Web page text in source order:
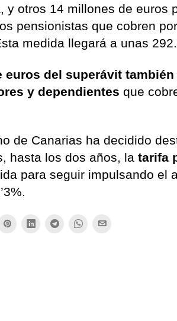
y otros 14 millones de euros
pensionistas que cobren
medida llegará a unas
euros del superávit
y dependientes que
de Canarias ha decidido
hasta los dos años, latarifa
para seguir impulsando